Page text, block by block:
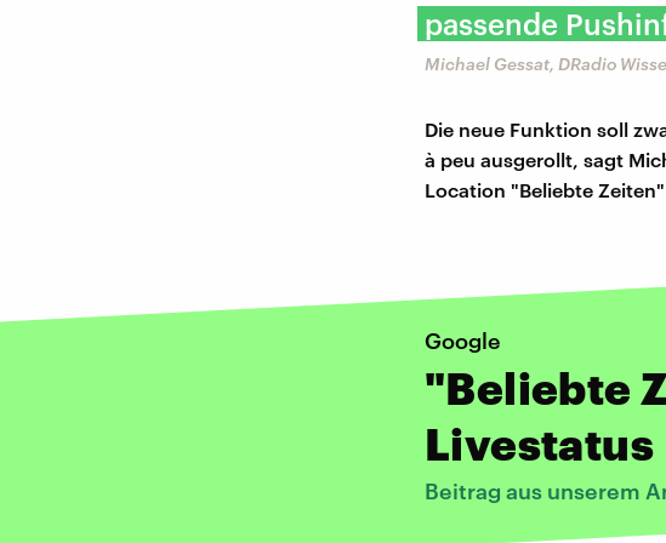
passende
Michael Gessat, DRadio
Die neue Funktion soll
à peu ausgerollt, sagt
Location "Beliebte
Google
"Beliebte
Livestatus
Beitrag aus unserem